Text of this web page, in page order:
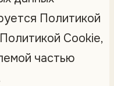
Политикой
Cookie,
частью